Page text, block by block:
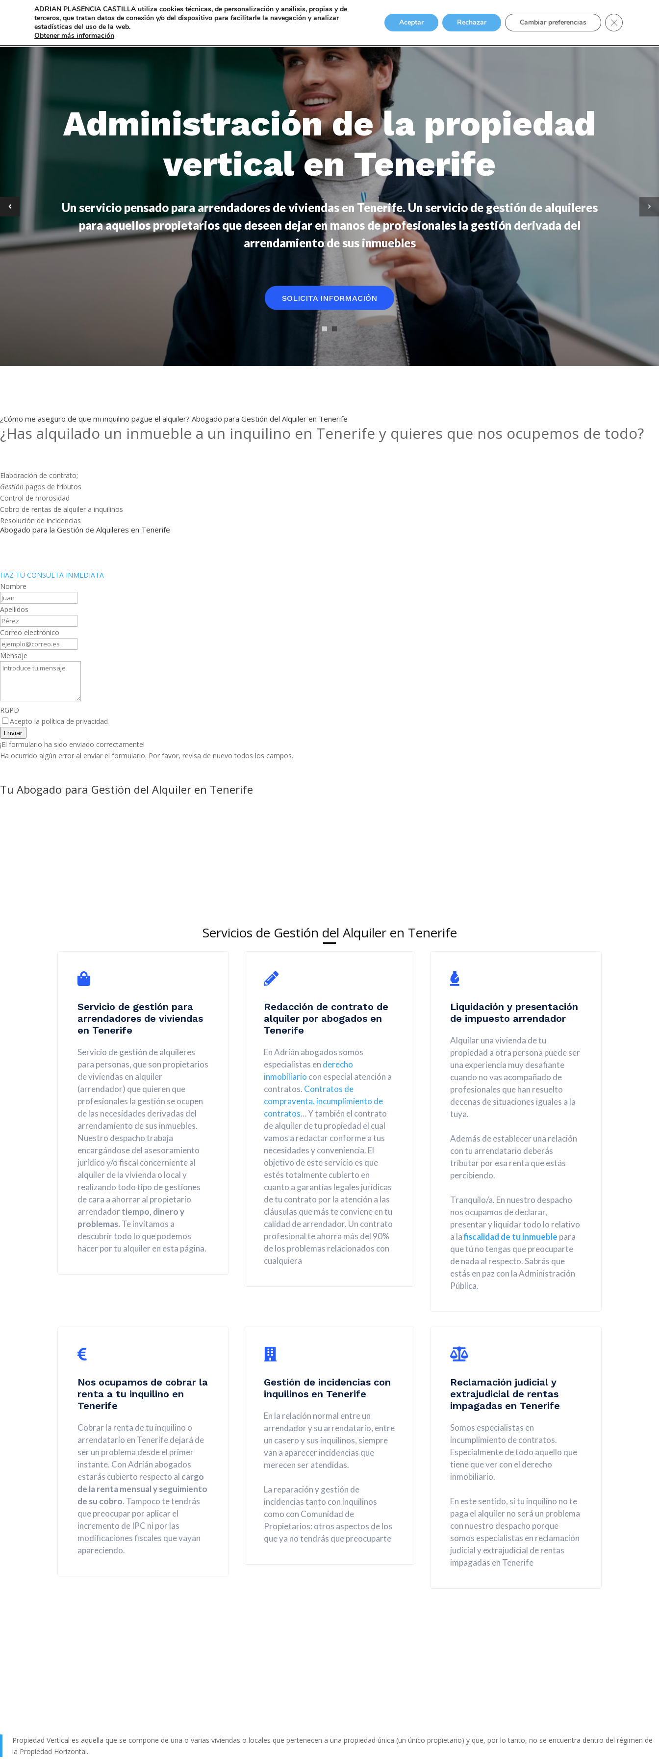
INICIO SERVICIOS FAMILIA LABORAL INMOBILIARIO PENAL EXTRANJERÍA
Administración de la propiedad
vertical en Tenerife
Un servicio pensado para arrendadores de viviendas en Tenerife. Un servicio de gestión de alquileres
para aquellos propietarios que deseen dejar en manos de profesionales la gestión derivada del
arrendamiento de sus inmuebles
SOLICITA INFORMACIÓN
¿Cómo me aseguro de que mi inquilino pague el alquiler? Abogado para Gestión del Alquiler en Tenerife
¿Has alquilado un inmueble a un inquilino en Tenerife y quieres que nos ocupemos de todo?
Elaboración de contrato;
Gestión pagos de tributos
Control de morosidad
Cobro de rentas de alquiler a inquilinos
Resolución de incidencias
Abogado para la Gestión de Alquileres en Tenerife
HAZ TU CONSULTA INMEDIATA
Nombre
Apellidos
Correo electrónico
Mensaje
RGPD
Acepto la política de privacidad
Enviar
¡El formulario ha sido enviado correctamente!
Ha ocurrido algún error al enviar el formulario. Por favor, revisa de nuevo todos los campos.
Tu Abogado para Gestión del Alquiler en Tenerife
Servicios de Gestión del Alquiler en Tenerife
Servicio de gestión para
arrendadores de viviendas
en Tenerife
Servicio de gestión de alquileres
para personas, que son propietarios
de viviendas en alquiler
(arrendador) que quieren que
profesionales la gestión se ocupen
de las necesidades derivadas del
arrendamiento de sus inmuebles.
Nuestro despacho trabaja
encargándose del asesoramiento
jurídico y/o fiscal concerniente al
alquiler de la vivienda o local y
realizando todo tipo de gestiones
de cara a ahorrar al propietario
arrendador tiempo, dinero y
problemas. Te invitamos a
descubrir todo lo que podemos
hacer por tu alquiler en esta página.
Redacción de contrato de
alquiler por abogados en
Tenerife
En Adrián abogados somos
especialistas en derecho
inmobiliario con especial atención a
contratos. Contratos de
compraventa, incumplimiento de
contratos… Y también el contrato
de alquiler de tu propiedad el cual
vamos a redactar conforme a tus
necesidades y conveniencia. El
objetivo de este servicio es que
estés totalmente cubierto en
cuanto a garantías legales jurídicas
de tu contrato por la atención a las
cláusulas que más te conviene en tu
calidad de arrendador. Un contrato
profesional te ahorra más del 90%
de los problemas relacionados con
cualquiera
Liquidación y presentación
de impuesto arrendador
Alquilar una vivienda de tu
propiedad a otra persona puede ser
una experiencia muy desafiante
cuando no vas acompañado de
profesionales que han resuelto
decenas de situaciones iguales a la
tuya.
Además de establecer una relación
con tu arrendatario deberás
tributar por esa renta que estás
percibiendo.
Tranquilo/a. En nuestro despacho
nos ocupamos de declarar,
presentar y liquidar todo lo relativo
a lafiscalidad de tu inmueble para
que tú no tengas que preocuparte
de nada al respecto. Sabrás que
estás en paz con la Administración
Pública.
Nos ocupamos de cobrar la
renta a tu inquilino en
Tenerife
Cobrar la renta de tu inquilino o
arrendatario en Tenerife dejará de
ser un problema desde el primer
instante. Con Adrián abogados
estarás cubierto respecto al cargo
de la renta mensual y seguimiento
de su cobro. Tampoco te tendrás
que preocupar por aplicar el
incremento de IPC ni por las
modificaciones fiscales que vayan
apareciendo.
Gestión de incidencias con
inquilinos en Tenerife
En la relación normal entre un
arrendador y su arrendatario, entre
un casero y sus inquilinos, siempre
van a aparecer incidencias que
merecen ser atendidas.
La reparación y gestión de
incidencias tanto con inquilinos
como con Comunidad de
Propietarios: otros aspectos de los
que ya no tendrás que preocuparte
Reclamación judicial y
extrajudicial de rentas
impagadas en Tenerife
Somos especialistas en
incumplimiento de contratos.
Especialmente de todo aquello que
tiene que ver con el derecho
inmobiliario.
En este sentido, si tu inquilino no te
paga el alquiler no será un problema
con nuestro despacho porque
somos especialistas en reclamación
judicial y extrajudicial de rentas
impagadas en Tenerife
Propiedad Vertical es aquella que se compone de una o varias viviendas o locales que pertenecen a una propiedad única (un único propietario) y que, por lo tanto, no se encuentra dentro del régimen de
la Propiedad Horizontal.
ADRIAN PLASENCIA CASTILLA utiliza cookies técnicas, de personalización y análisis, propias y de
terceros, que tratan datos de conexión y/o del dispositivo para facilitarle la navegación y analizar
estadísticas del uso de la web.
Obtener más información
Aceptar Rechazar Cambiar preferencias Cerrar el